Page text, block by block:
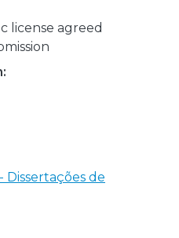
license agreed
Dissertações de